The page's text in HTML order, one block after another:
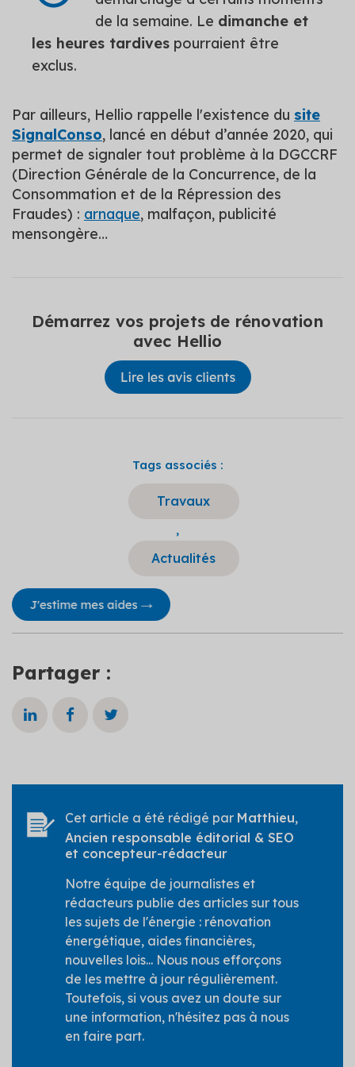
Partager :
de la semaine. Le dimanche et
les heures tardives pourraient être
exclus.
Par ailleurs, Hellio rappelle l'existence du site
SignalConso, lancé en début d’année 2020, qui
permet de signaler tout problème à la DGCCRF
(Direction Générale de la Concurrence, de la
Consommation et de la Répression des
Fraudes) : arnaque, malfaçon, publicité
mensongère…
Démarrez vos projets de rénovation
avec Hellio
Tags associés :
Travaux
,
Actualités
Cet article a été rédigé par Matthieu,
Ancien responsable éditorial & SEO
et concepteur-rédacteur
Notre équipe de journalistes et
rédacteurs publie des articles sur tous
les sujets de l'énergie : rénovation
énergétique, aides financières,
nouvelles lois... Nous nous efforçons
de les mettre à jour régulièrement.
Toutefois, si vous avez un doute sur
une information, n'hésitez pas à nous
en faire part.